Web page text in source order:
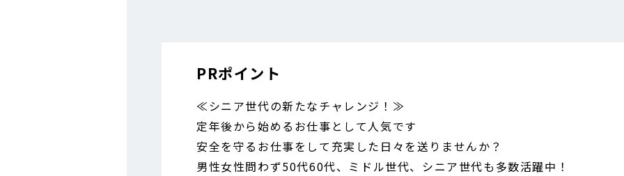
PRポイント
≪シニア世代の新たなチャレンジ！≫
定年後から始めるお仕事として人気です
安全を守るお仕事をして充実した日々を送りませんか？
男性女性問わず50代60代、ミドル世代、シニア世代も多数活躍中！